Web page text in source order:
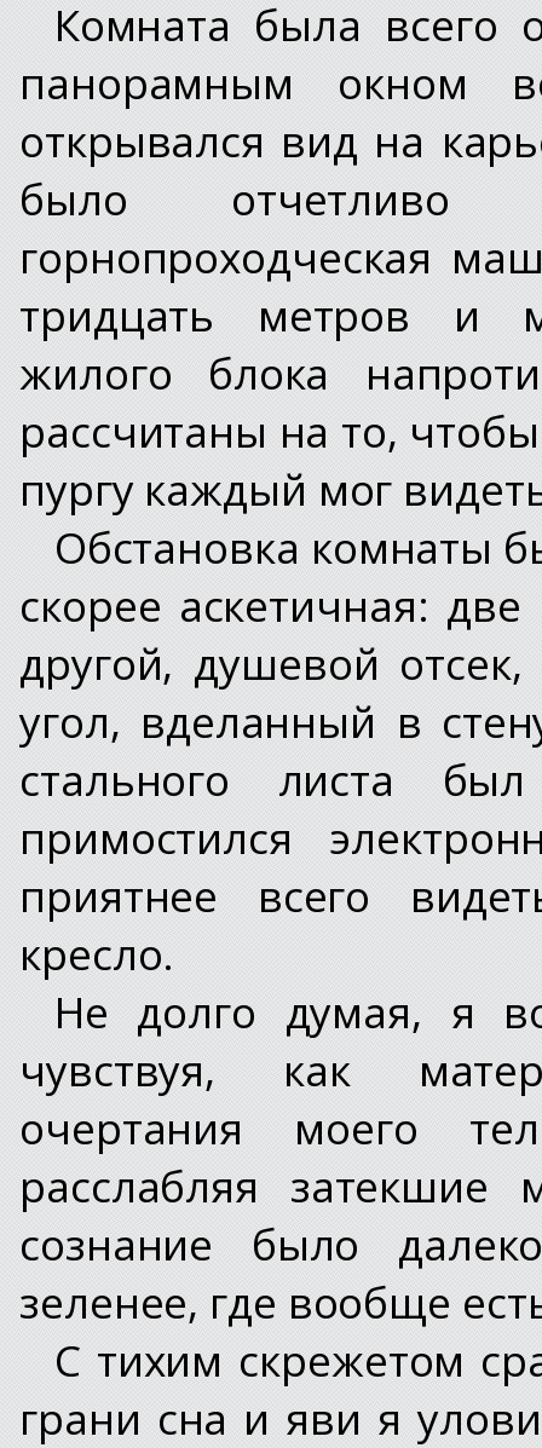
Комната была всего
панорамным окном
открывался вид на
было отчетливо
горнопроходческая
тридцать метров и
жилого блока
рассчитаны на то,
пургу каждый мог
Обстановка комнаты
скорее аскетичная:
другой, душевой
угол, вделанный в
стального листа
примостился
приятнее всего
кресло.
Не долго думая, я
чувствуя, как
очертания моего
расслабляя
сознание было
зеленее, где вообще
С тихим скрежетом
грани сна и яви я